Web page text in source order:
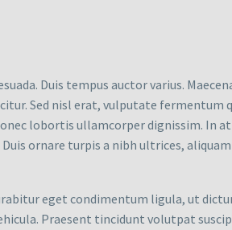
Duis tempus auctor varius.
Sed nisl erat, vulputate fermentum
lobortis ullamcorper dignissim. In at
ornare turpis a nibh ultrices, aliquam
eget condimentum ligula, ut
Praesent tincidunt volutpat